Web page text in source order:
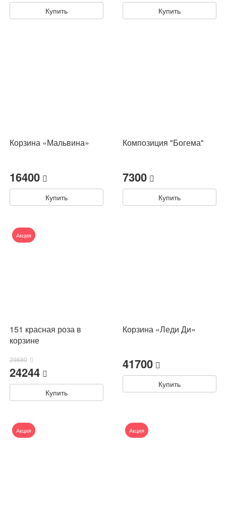
Купить Купить
Корзина «Мальвина»
16400
Купить
Композиция "Богема"
7300
Купить
151 красная роза в
корзине
29680
24244
Купить
Акция
Корзина «Леди Ди»
41700
Купить
Акция Акция